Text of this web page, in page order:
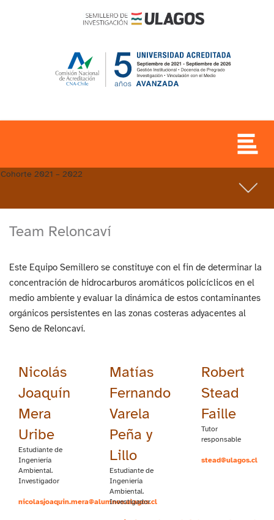
Cohorte 2021 – 2022
Team Reloncaví
Este Equipo Semillero se constituye con el fin de determinar la
concentración de hidrocarburos aromáticos policíclicos en el
medio ambiente y evaluar la dinámica de estos contaminantes
orgánicos persistentes en las zonas costeras adyacentes al
Seno de Reloncaví.
Nicolás
Joaquín
Mera
Uribe
Estudiante de
Ingeniería
Ambiental.
Investigador
nicolasjoaquin.mera@alumnos.ulagos.cl
Matías
Fernando
Varela
Peña y
Lillo
Estudiante de
Ingeniería
Ambiental.
Investigador
Robert
Stead
Faille
Tutor
responsable
stead@ulagos.cl